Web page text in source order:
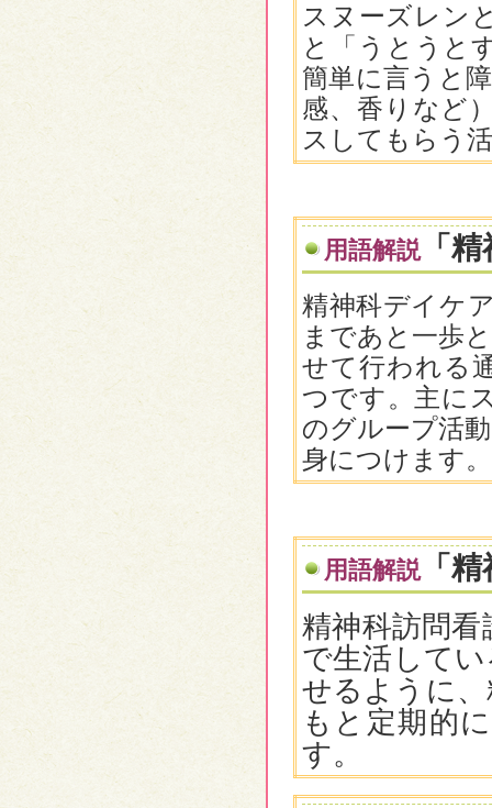
スヌーズレン
と「うとうと
簡単に言うと
感、香りなど
スしてもらう
用語解説「精
精神科デイケ
まであと一歩
せて行われる
つです。主に
のグループ活
身につけます。
用語解説「精
精神科訪問
で生活して
せるように
もと定期的
す。